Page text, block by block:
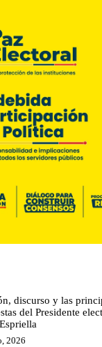
discurso y las
del Presidente
2026